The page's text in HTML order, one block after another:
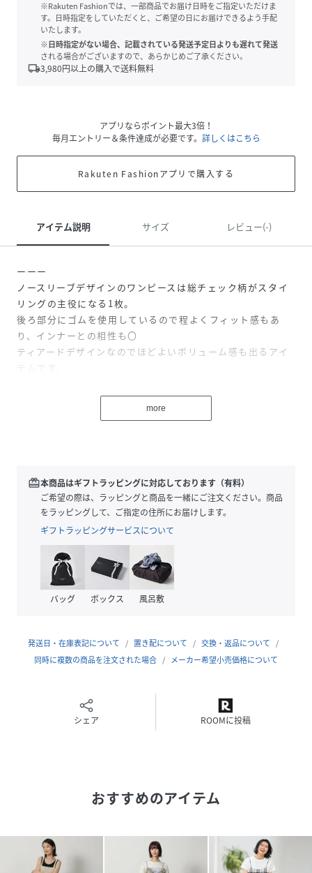
※Rakuten Fashionでは、一部商品でお届け日時をご指定いただけま
す。日時指定をしていただくと、ご希望の日にお届けできるよう手配
いたします。
※日時指定がない場合、記載されている発送予定日よりも遅れて発送
される場合がございますので、あらかじめご了承ください。
local_shipping3,980円以上の購入で送料無料
アプリならポイント最大3倍！
毎月エントリー＆条件達成が必要です。 詳しくはこちら
Rakuten Fashionアプリで購入する
アイテム説明 サイズ レビュー(-)
ーーー
ノースリーブデザインのワンピースは総チェック柄がスタイ
リングの主役になる1枚。
後ろ部分にゴムを使用しているので程よくフィット感もあ
り、インナーとの相性も〇
ティアードデザインなのでほどよいボリューム感も出るアイ
テムです。
デコボコとした表面感のある生地。
【スタイリング】
Tシャツはもちろん、ノースリーブインナーとの相性〇
やや透け感があるのでボトム合わせのスタイリングがおすす
めです。
性別タイプ レディース
素材 ポリエステル65% 綿35%
PM5127_494989
more
redeem本商品はギフトラッピングに対応しております（有料）
ご希望の際は、ラッピングと商品を一緒にご注文ください。商品
をラッピングして、ご指定の住所にお届けします。
ギフトラッピングサービスについて
バッグ ボックス 風呂敷
発送日・在庫表記について 置き配について
交換・返品について
同時に複数の商品を注文された場合
メーカー希望小売価格について
シェア ROOMに投稿
おすすめのアイテム